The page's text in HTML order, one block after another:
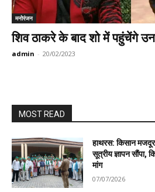
मनोरंजन
शिव ठाकरे के बाद शो में पहुंचेंगे
admin - 20/02/2023
MOST READ
हाथरस: किसान
सूत्रीय ज्ञापन सौंपा,
मांग
07/07/2026